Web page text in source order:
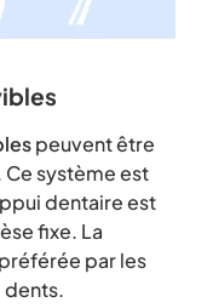
peuvent être
système est
dentaire est
fixe. La
par les
dents.